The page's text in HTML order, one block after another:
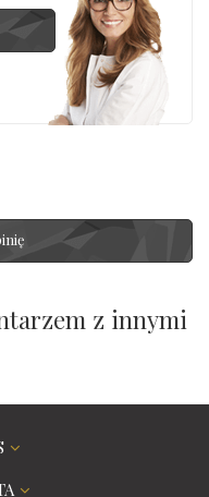
z innymi